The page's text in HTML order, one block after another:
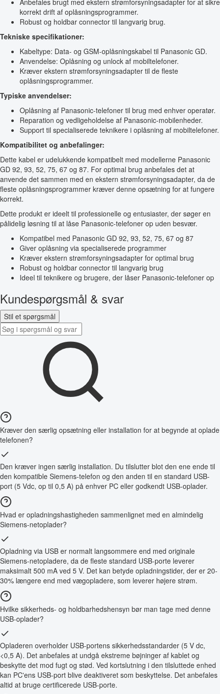
korrekt drift af oplåsningsprogrammer.
Robust og holdbar connector til langvarig brug.
Tekniske specifikationer:
Kabeltype: Data- og GSM-oplåsningskabel til Panasonic GD.
Anvendelse: Oplåsning og unlock af mobiltelefoner.
Kræver ekstern strømforsyningsadapter til de fleste
oplåsningsprogrammer.
Typiske anvendelser:
Oplåsning af Panasonic-telefoner til brug med enhver operatør.
Reparation og vedligeholdelse af Panasonic-mobilenheder.
Support til specialiserede teknikere i oplåsning af mobiltelefoner.
Kompatibilitet og anbefalinger:
Dette kabel er udelukkende kompatibelt med modellerne Panasonic
GD 92, 93, 52, 75, 67 og 87. For optimal brug anbefales det at
anvende det sammen med en ekstern strømforsyningsadapter, da de
fleste oplåsningsprogrammer kræver denne opsætning for at fungere
korrekt.
Dette produkt er ideelt til professionelle og entusiaster, der søger en
pålidelig løsning til at låse Panasonic-telefoner op uden besvær.
Kompatibel med Panasonic GD 92, 93, 52, 75, 67 og 87
Giver oplåsning via specialiserede programmer
Kræver ekstern strømforsyningsadapter for optimal brug
Robust og holdbar connector til langvarig brug
Ideel til teknikere og brugere, der låser Panasonic-telefoner op
Kundespørgsmål & svar
Stil et spørgsmål
Kræver den særlig opsætning eller installation for at begynde at oplade
telefonen?
Den kræver ingen særlig installation. Du tilslutter blot den ene ende til
den kompatible Siemens-telefon og den anden til en standard USB-
port (5 Vdc, op til 0,5 A) på enhver PC eller godkendt USB-oplader.
Hvad er opladningshastigheden sammenlignet med en almindelig
Siemens-netoplader?
Opladning via USB er normalt langsommere end med originale
Siemens-netopladere, da de fleste standard USB-porte leverer
maksimalt 500 mA ved 5 V. Det kan betyde opladningstider, der er 20-
30% længere end med vægopladere, som leverer højere strøm.
Hvilke sikkerheds- og holdbarhedshensyn bør man tage med denne
USB-oplader?
Opladeren overholder USB-portens sikkerhedsstandarder (5 V dc,
<0,5 A). Det anbefales at undgå ekstreme bøjninger af kablet og
beskytte det mod fugt og stød. Ved kortslutning i den tilsluttede enhed
kan PC'ens USB-port blive deaktiveret som beskyttelse. Det anbefales
altid at bruge certificerede USB-porte.